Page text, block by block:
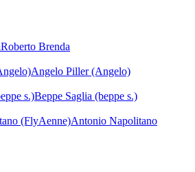
Roberto Brenda
Angelo Piller (Angelo)
Beppe Saglia (beppe s.)
Antonio Napolitano